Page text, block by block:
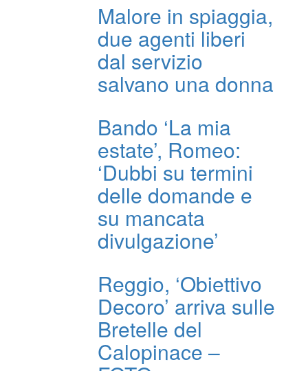
Malore in spiaggia,
due agenti liberi
dal servizio
salvano una donna
Bando ‘La mia
estate’, Romeo:
‘Dubbi su termini
delle domande e
su mancata
divulgazione’
Reggio, ‘Obiettivo
Decoro’ arriva sulle
Bretelle del
Calopinace –